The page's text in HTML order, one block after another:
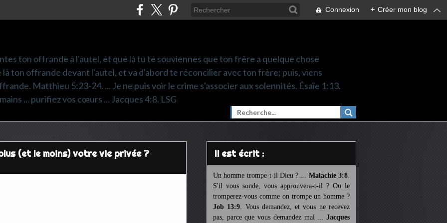
Connexion + Créer mon blog
ton offrande à l'autel, et que là tu te souviennes que ton frère a quelque chose
là ton offrande devant l'autel, et va d'abord te réconcilier avec ton frère; puis, viens
Matthieu 5:23-24. ... Je ne puis voir le crime s'associer aux solennités. Ésaïe 1:13.
... purifiez vos cœurs ... Jacques 4:8. LSG
(et le moins) votre vie privée ? Il est écrit :
Un homme trompe-t-il Dieu ? ... Malachie 3:8.
S'il vous sonde, vous approuvera-t-il ? Ou le
tromperez-vous comme on trompe un homme ?
Job 13:9. Vous demandez, et vous ne recevez
pas, parce que vous demandez mal ... Jacques